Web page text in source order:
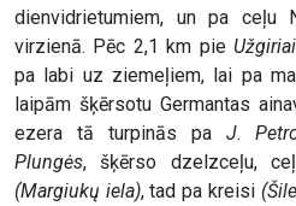
dienvidrietumiem, un pa ceļu
virzienā. Pēc 2,1 km pie Užgiriai
pa labi uz ziemeļiem, lai pa
laipām šķērsotu Germantas
ezera tā turpinās pa J.
Plungės, šķērso dzelzceļu,
(Margiukų iela), tad pa kreisi